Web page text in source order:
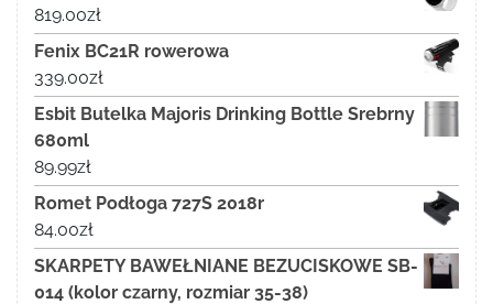
819.00zł
Fenix BC21R rowerowa
339.00zł
Esbit Butelka Majoris Drinking Bottle Srebrny
680ml
89.99zł
Romet Podłoga 727S 2018r
84.00zł
SKARPETY BAWEŁNIANE BEZUCISKOWE SB-
014 (kolor czarny, rozmiar 35-38)